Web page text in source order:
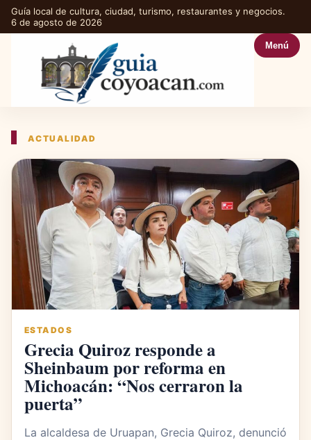
Guía local de cultura, ciudad, turismo, restaurantes y negocios.
6 de agosto de 2026
Menú
ACTUALIDAD
ESTADOS
Grecia Quiroz responde a
Sheinbaum por reforma en
Michoacán: “Nos cerraron la
puerta”
La alcaldesa de Uruapan, Grecia Quiroz, denunció